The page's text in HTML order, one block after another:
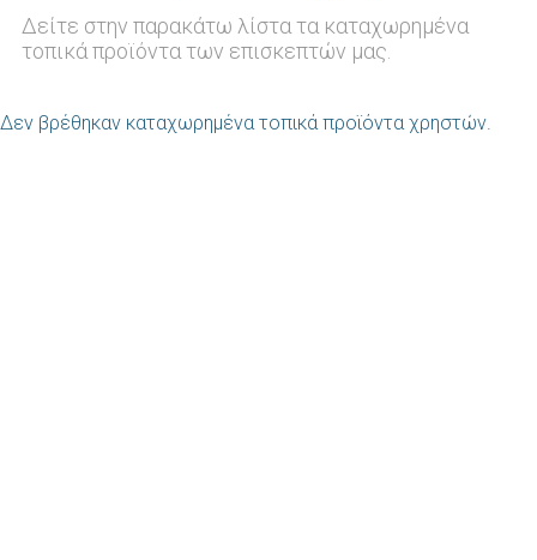
Δείτε στην παρακάτω λίστα τα καταχωρημένα
τοπικά προϊόντα των επισκεπτών μας.
Δεν βρέθηκαν καταχωρημένα τοπικά προϊόντα χρηστών.